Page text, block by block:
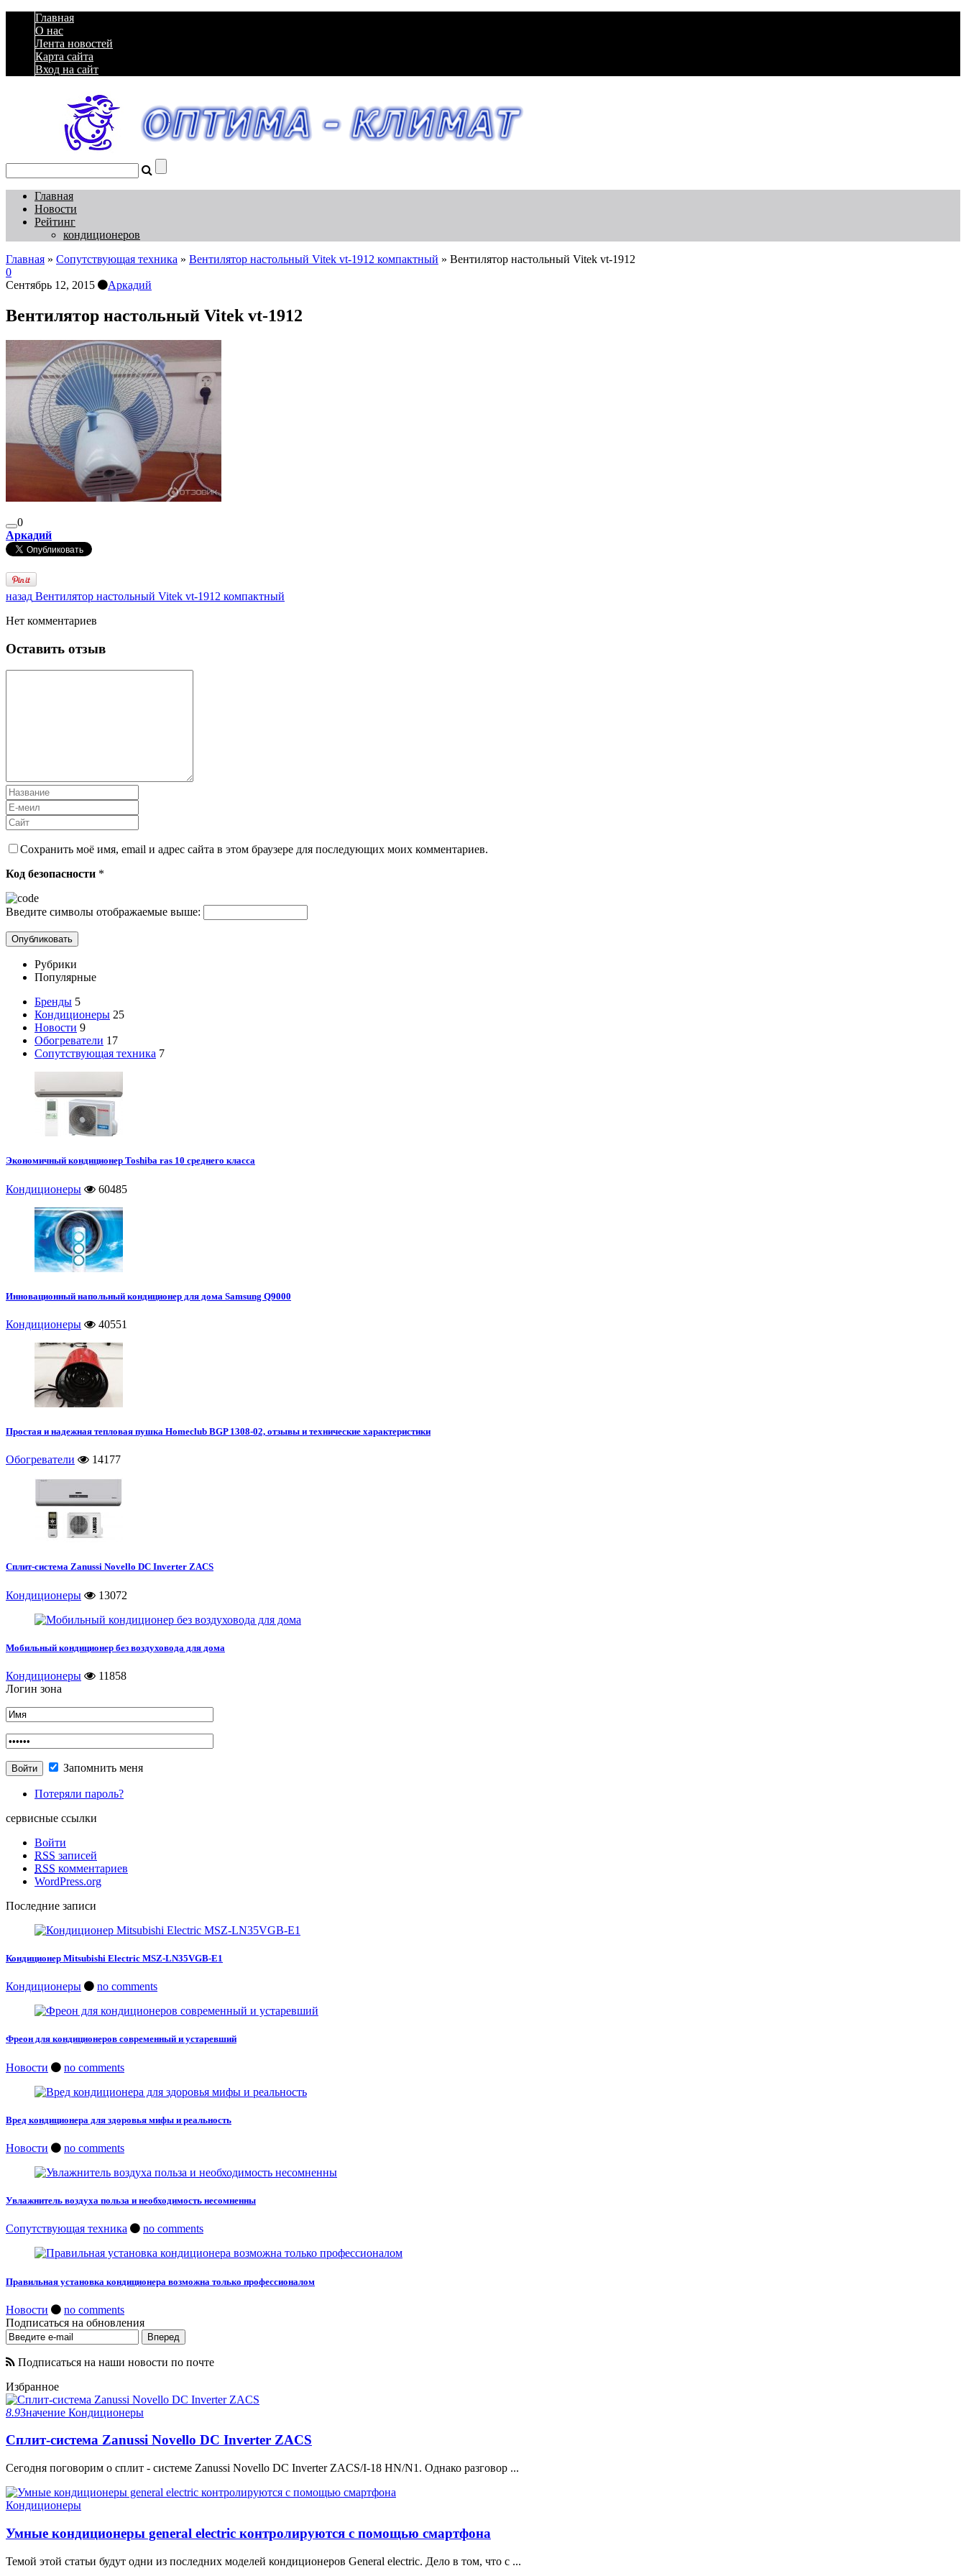
Главная
О нас
Лента новостей
Карта сайта
Вход на сайт
Главная
Новости
Рейтинг
кондиционеров
Главная » Сопутствующая техника » Вентилятор настольный Vitek vt-1912 компактный » Вентилятор настольный Vitek vt-1912
0
Сентябрь 12, 2015
Аркадий
Вентилятор настольный Vitek vt-1912
0
Аркадий
назад Вентилятор настольный Vitek vt-1912 компактный
Нет комментариев
Оставить отзыв
Сохранить моё имя, email и адрес сайта в этом браузере для последующих моих комментариев.
Код безопасности *
Введите символы отображаемые выше:
Рубрики
Популярные
Бренды 5
Кондиционеры 25
Новости 9
Обогреватели 17
Сопутствующая техника 7
Экономичный кондиционер Toshiba ras 10 среднего класса
Кондиционеры 60485
Инновационный напольный кондиционер для дома Samsung Q9000
Кондиционеры 40551
Простая и надежная тепловая пушка Homeclub BGP 1308-02, отзывы и технические характеристики
Обогреватели 14177
Сплит-система Zanussi Novello DC Inverter ZACS
Кондиционеры 13072
Мобильный кондиционер без воздуховода для дома
Кондиционеры
11858
Логин зона
Запомнить меня
Потеряли пароль?
сервисные ссылки
Войти
RSS записей
RSS комментариев
WordPress.org
Последние записи
Кондиционер Mitsubishi Electric MSZ-LN35VGB-E1
Кондиционеры no comments
Фреон для кондиционеров современный и устаревший
Новости no comments
Вред кондиционера для здоровья мифы и реальность
Новости no comments
Увлажнитель воздуха польза и необходимость несомненны
Сопутствующая техника no comments
Правильная установка кондиционера возможна только профессионалом
Новости
no comments
Подписаться на обновления
Подписаться на наши новости по почте
Избранное
8.9Значение Кондиционеры
Сплит-система Zanussi Novello DC Inverter ZACS
Сегодня поговорим о сплит - системе Zanussi Novello DC Inverter ZACS/I-18 HN/N1. Однако разговор ...
Кондиционеры
Умные кондиционеры general electric контролируются с помощью смартфона
Темой этой статьи будут одни из последних моделей кондиционеров General electric. Дело в том, что с ...